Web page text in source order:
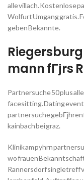
alle villach. Kostenlose
Wolfurt Umgang gratis.
geben Bekannte.
mann fГјrs
Partnersuche 50 plus
facesitting. Dating
partnersuche
kainbach bei graz.
Klinik am pyhrn
wo frauen
Rannersdorf singletreff